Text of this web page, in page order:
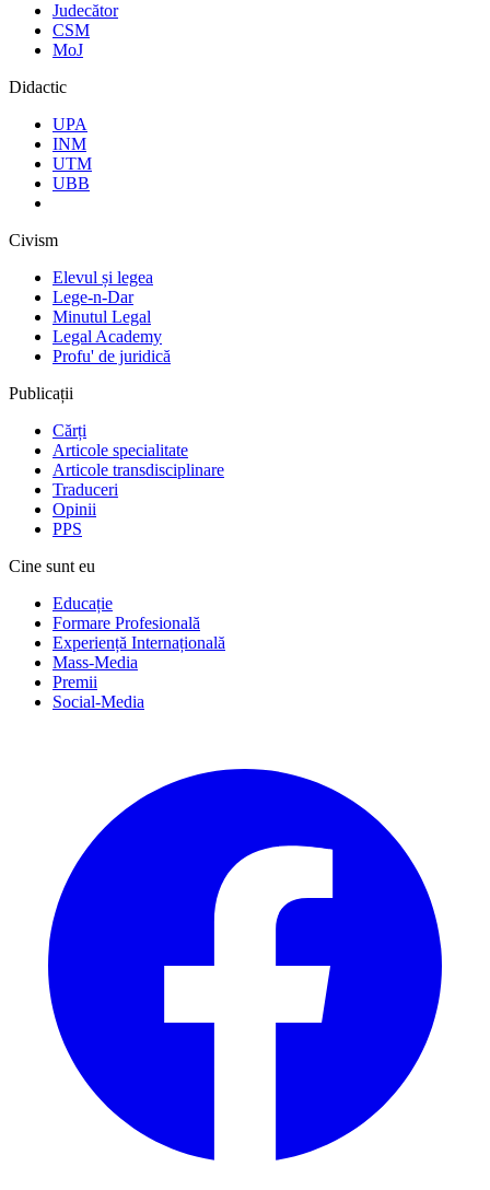
Judecător
CSM
MoJ
Didactic
UPA
INM
UTM
UBB
Civism
Elevul și legea
Lege-n-Dar
Minutul Legal
Legal Academy
Profu' de juridică
Publicații
Cărți
Articole specialitate
Articole transdisciplinare
Traduceri
Opinii
PPS
Cine sunt eu
Educație
Formare Profesională
Experiență Internațională
Mass-Media
Premii
Social-Media